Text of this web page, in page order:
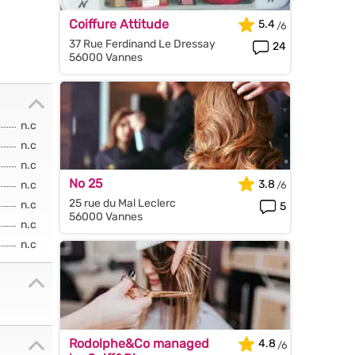
n.c
n.c
n.c
n.c
n.c
n.c
n.c
Coiffure Attitude
37 Rue Ferdinand Le Dressay
56000 Vannes
5.4
24
No 25
25 rue du Mal Leclerc
56000 Vannes
3.8
5
Rodolphe&Co managed
4.8